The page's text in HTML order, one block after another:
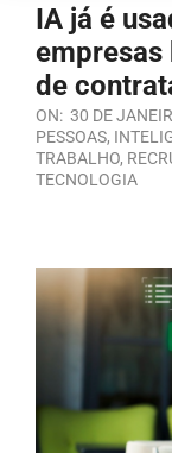
IA já é
empresas
de
ON: 30 DE
PESSOAS,
TRABALHO,
TECNOLOGIA